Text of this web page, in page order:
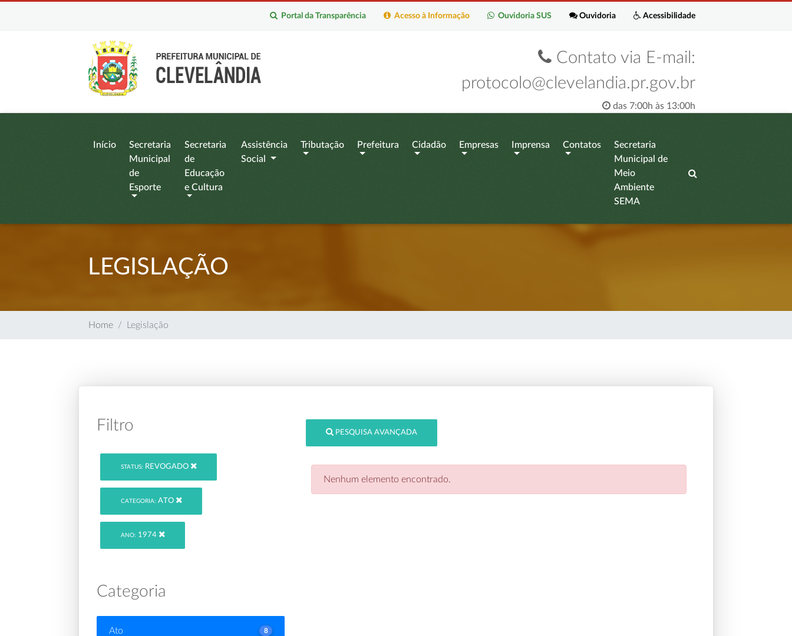
Acessibilidade
Ouvidoria
Ouvidoria SUS
Acesso à Informação
Portal da Transparência
Contato via E-mail:
protocolo@clevelandia.pr.gov.br
das 7:00h às 13:00h
Início
Secretaria
Municipal
de
Esporte
Secretaria
de
Educação
e Cultura
Assistência
Social
Tributação Prefeitura Cidadão Empresas Imprensa Contatos
Secretaria
Municipal de
Meio
Ambiente
SEMA
LEGISLAÇÃO
Home Legislação
Filtro
STATUS: REVOGADO
CATEGORIA: ATO
ANO: 1974
Categoria
Ato 8
PESQUISA AVANÇADA
Nenhum elemento encontrado.